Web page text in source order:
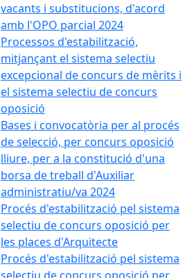
vacants i substitucions, d'acord
amb l'OPO parcial 2024
Processos d'estabilització,
mitjançant el sistema selectiu
excepcional de concurs de mèrits i
el sistema selectiu de concurs
oposició
Bases i convocatòria per al procés
de selecció, per concurs oposició
lliure, per a la constitució d'una
borsa de treball d'Auxiliar
administratiu/va 2024
Procés d'estabilització pel sistema
selectiu de concurs oposició per
les places d'Arquitecte
Procés d'estabilització pel sistema